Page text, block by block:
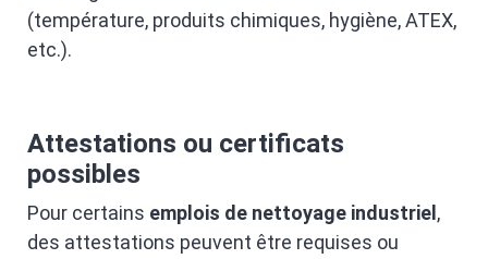
(température, produits chimiques, hygiène, ATEX,
etc.).
Attestations ou certificats
possibles
Pour certains emplois de nettoyage industriel ,
des attestations peuvent être requises ou